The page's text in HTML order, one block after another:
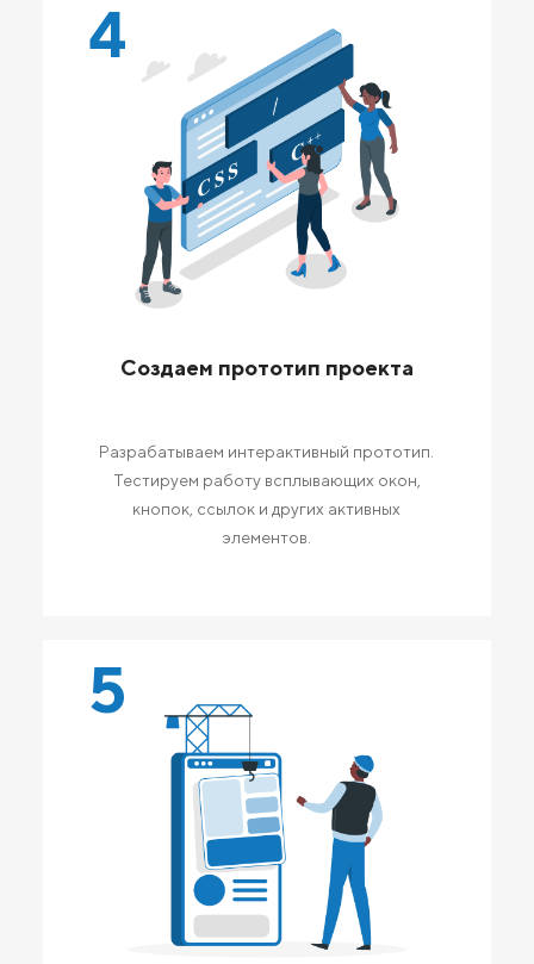
4
Создаем прототип проекта
Разрабатываем интерактивный прототип.
Тестируем работу всплывающих окон,
кнопок, ссылок и других активных
элементов.
5